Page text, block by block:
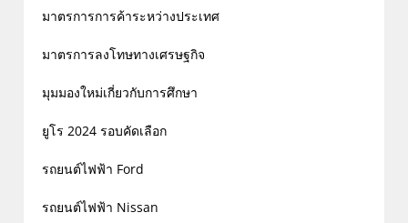
มาตรการการค้าระหว่างประเทศ
มาตรการลงโทษทางเศรษฐกิจ
มุมมองใหม่เกี่ยวกับการศึกษา
ยูโร 2024 รอบคัดเลือก
รถยนต์ไฟฟ้า Ford
รถยนต์ไฟฟ้า Nissan